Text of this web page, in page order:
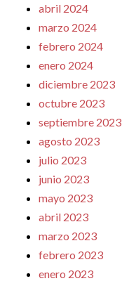
abril 2024
marzo 2024
febrero 2024
enero 2024
diciembre 2023
octubre 2023
septiembre 2023
agosto 2023
julio 2023
junio 2023
mayo 2023
abril 2023
marzo 2023
febrero 2023
enero 2023